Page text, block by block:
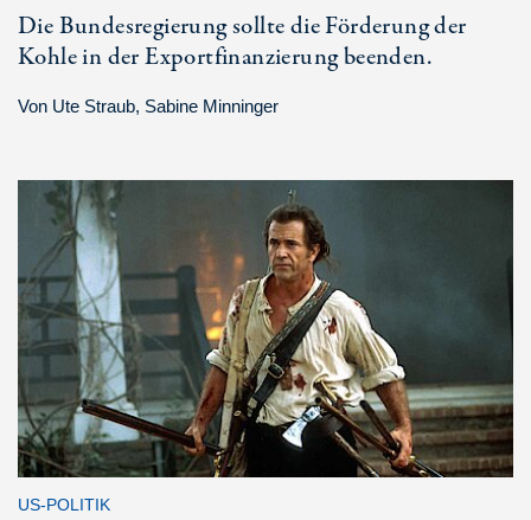
Die Bundesregierung sollte die Förderung der
Kohle in der Exportfinanzierung beenden.
Von Ute Straub, Sabine Minninger
US-POLITIK